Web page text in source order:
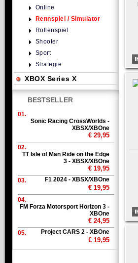
Online
Rennspiel / Simulator
Rollenspiel
Shooter
Sport
Strategie
XBOX Series X
BESTSELLER
01.
Sonic Racing CrossWorlds -
XBSX/XBOne
€ 29,95
02.
TT Isle of Man Ride on the Edge
3 - XBSX/XBOne
€ 19,95
03. F1 2024 - XBSX/XBOne
€ 19,95
04.
FM Forza Motorsport Horizon 3 -
XBOne
€ 24,95
05. Project CARS 2 - XBOne
€ 19,95